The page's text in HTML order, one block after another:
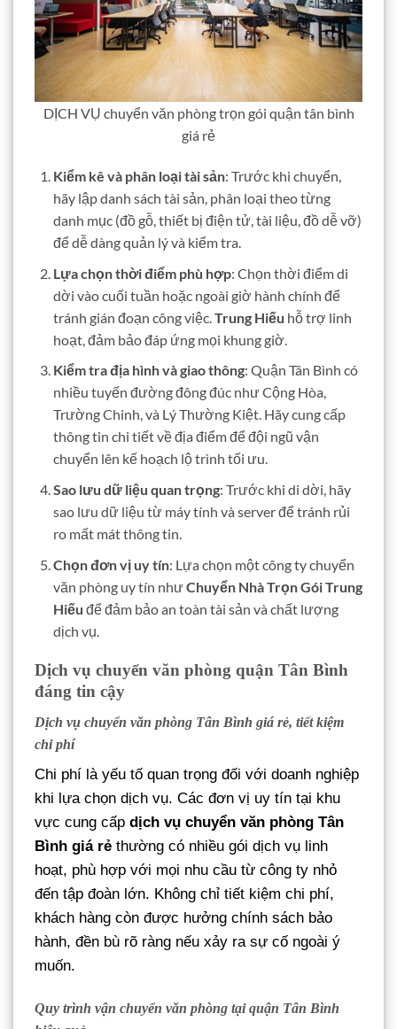
DỊCH VỤ chuyển văn phòng trọn gói quận tân bình
giá rẻ
Kiểm kê và phân loại tài sản: Trước khi chuyển,
hãy lập danh sách tài sản, phân loại theo từng
danh mục (đồ gỗ, thiết bị điện tử, tài liệu, đồ dễ vỡ)
để dễ dàng quản lý và kiểm tra.
Lựa chọn thời điểm phù hợp: Chọn thời điểm di
dời vào cuối tuần hoặc ngoài giờ hành chính để
tránh gián đoạn công việc. Trung Hiếu hỗ trợ linh
hoạt, đảm bảo đáp ứng mọi khung giờ.
Kiểm tra địa hình và giao thông: Quận Tân Bình có
nhiều tuyến đường đông đúc như Cộng Hòa,
Trường Chinh, và Lý Thường Kiệt. Hãy cung cấp
thông tin chi tiết về địa điểm để đội ngũ vận
chuyển lên kế hoạch lộ trình tối ưu.
Sao lưu dữ liệu quan trọng: Trước khi di dời, hãy
sao lưu dữ liệu từ máy tính và server để tránh rủi
ro mất mát thông tin.
Chọn đơn vị uy tín: Lựa chọn một công ty chuyển
văn phòng uy tín nhưChuyển Nhà Trọn Gói Trung
Hiếu để đảm bảo an toàn tài sản và chất lượng
dịch vụ.
Dịch vụ chuyển văn phòng quận Tân Bình
đáng tin cậy
Dịch vụ chuyển văn phòng Tân Bình giá rẻ, tiết kiệm
chi phí
Chi phí là yếu tố quan trọng đối với doanh nghiệp
khi lựa chọn dịch vụ. Các đơn vị uy tín tại khu
vực cung cấp dịch vụ chuyển văn phòng Tân
Bình giá rẻ thường có nhiều gói dịch vụ linh
hoạt, phù hợp với mọi nhu cầu từ công ty nhỏ
đến tập đoàn lớn. Không chỉ tiết kiệm chi phí,
khách hàng còn được hưởng chính sách bảo
hành, đền bù rõ ràng nếu xảy ra sự cố ngoài ý
muốn.
Quy trình vận chuyển văn phòng tại quận Tân Bình